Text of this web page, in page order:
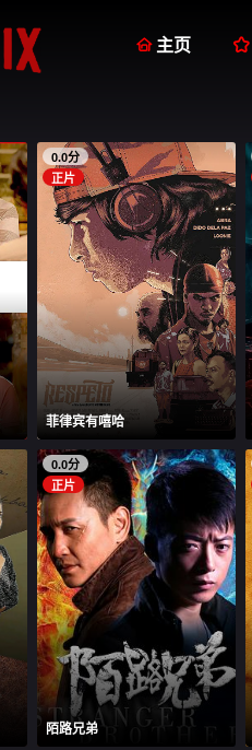
 主页 
0.0分
正片
菲律宾有嘻哈
0.0分
正片
陌路兄弟